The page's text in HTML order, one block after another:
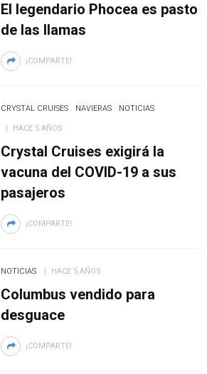
El legendario Phocea es pasto
de las llamas
¡COMPARTE!
CRYSTAL CRUISES NAVIERAS NOTICIAS
HACE 5 AÑOS
Crystal Cruises exigirá la
vacuna del COVID-19 a sus
pasajeros
¡COMPARTE!
NOTICIAS HACE 5 AÑOS
Columbus vendido para
desguace
¡COMPARTE!